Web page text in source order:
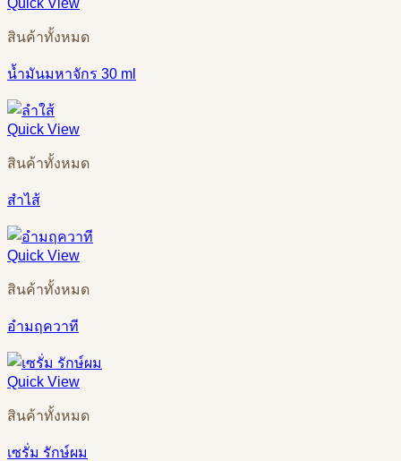
Quick View
สินค้าทั้งหมด
น้ำมันมหาจักร 30 ml
Quick View
สินค้าทั้งหมด
สำไส้
Quick View
สินค้าทั้งหมด
อำมฤควาที
Quick View
สินค้าทั้งหมด
เซรั่ม รักษ์ผม